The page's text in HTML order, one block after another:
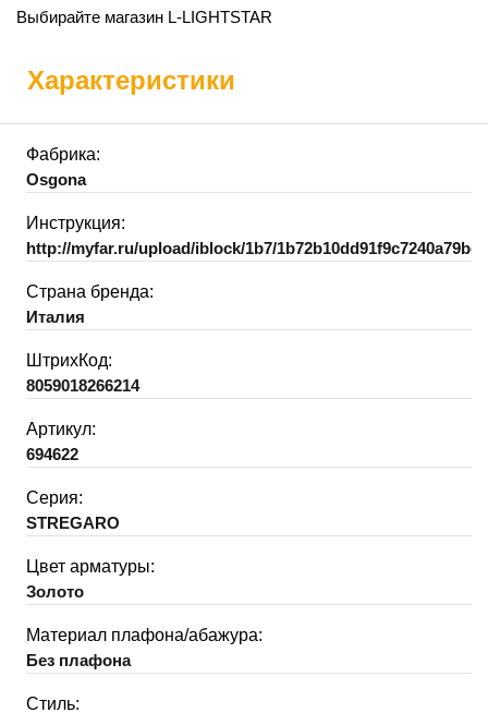
Выбирайте магазин L-LIGHTSTAR
Характеристики
Фабрика:
Osgona
Инструкция:
http://myfar.ru/upload/iblock/1b7/
Страна бренда:
Италия
ШтрихКод:
8059018266214
Артикул:
694622
Серия:
STREGARO
Цвет арматуры:
Золото
Материал плафона/абажура:
Без плафона
Стиль: